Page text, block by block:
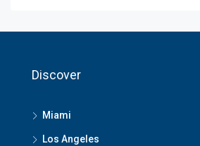
Discover
Miami
Los Angeles